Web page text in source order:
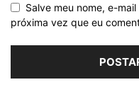
Salve meu nome, e-
próxima vez que eu